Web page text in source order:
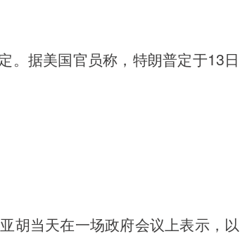
。据美国官员称，特朗普定于13日
胡当天在一场政府会议上表示，以